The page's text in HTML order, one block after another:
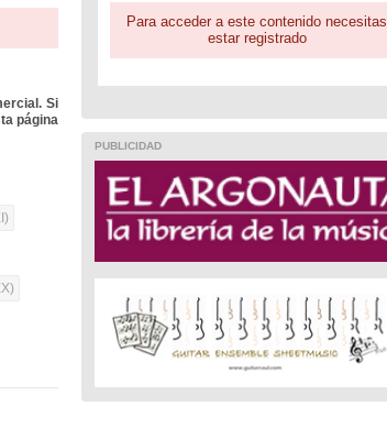
Si
página
Para acceder a este contenido necesitas
estar registrado
PUBLICIDAD